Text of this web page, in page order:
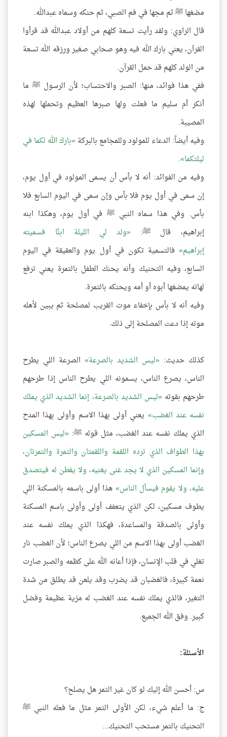
مضغها ﷺ ثم مجها في فم الصبي، ثم حنكه وسماه عبدالله.
قال الراوي: ولقد رأيت تسعة كلهم من أولاد عبدالله قد قرأوا
القرآن، يعني بارك الله فيه وهو صحابي صغير ورزقه الله تسعة
من الولد كلهم قد حمل القرآن.
ففي هذا فوائد، منها: الصبر والاحتساب؛ لأن الرسول ﷺ ما
أنكر أم سليم ما فعلت ولها صبرها العظيم وتحملها لهذه
المصيبة.
وفيه أيضاً: الدعاء للمولود وللمجامع بالبركة بارك الله لكما في
ليلتكما .
وفيه من الفوائد: أنه لا بأس أن يسمى المولود في أول يوم،
إن سمى في أول يوم فلا بأس وإن سمى في اليوم السابع فلا
بأس. وفي هذا سماه النبي ﷺ في أول يوم، وهكذا ابنه
إبراهيم، قال ﷺ:
ولد لي الليلة ابنًا فسميته
إبراهيم
فالتسمية تكون في أول يوم والعقيقة في اليوم
السابع، وفيه التحنيك وأنه يحنك الطفل بالتمرة يعني ترفع
لهاته يمضغها أبوه أو أمه ويحنكه بالتمرة.
وفيه أنه لا بأس بإخفاء موت القريب لمصلحة ثم يبين لأهله
موته إذا دعت المصلحة إلى ذلك.
كذلك حديث: ليس الشديد بالصرعة
الصرعة اللي يطرح
الناس، يصرع الناس، يسمونه اللي يطرح الناس إذا طرحهم
طرحهم بقوته ليس الشديد بالصرعة، إنما الشديد الذي يملك
نفسه عند الغضب
يعني أولى بهذا الاسم وأولى بهذا المدح
الذي يملك نفسه عند الغضب، مثل قوله ﷺ: ليس المسكين
بهذا الطواف الذي ترده اللقمة واللقمتان والتمرة والتمرتان،
وإنما المسكين الذي لا يجد غنى يغنيه، ولا يفطن له فيتصدق
عليه، ولا يقوم فيسأل الناس هذا أولى باسمه بالمسكنة اللي
يطوف مسكين، لكن الذي يتعفف أولى وأولى باسم المسكنة
وأولى بالصدقة والمساعدة، فهكذا الذي يملك نفسه عند
الغضب أولى بهذا الاسم من اللي يصرع الناس؛ لأن الغضب نار
تغلي في قلب الإنسان، فإذا أعانه الله على كظمه والصبر صارت
نعمة كبيرة، فالغضبان قد يضرب وقد يلعن قد يطلق من شدة
التغير، فالذي يملك نفسه عند الغضب له مزية عظيمة وفضل
كبير. وفق الله الجميع.
الأسئلة:
س: أحسن الله إليك لو كان غير التمر هل يصلح؟
ج: ما أعلم شيء، لكن الأولى التمر مثل ما فعله النبي ﷺ
التحنيك بالتمر مستحب التحنيك...